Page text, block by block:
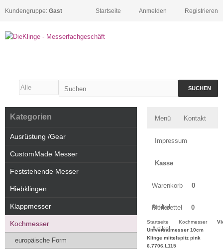
Kundengruppe: Gast Registrieren
Anmelden
Startseite
SUCHEN
Menü Kontakt
Impressum
Kasse
Warenkorb 0
Artikel
Merkzettel 0
Artikel
Startseite Kochmesser
Universalmesser 10cm
Klinge mittelspitz pink
6.7706.L115
Kategorien
Ausrüstung /Gear
CustomMade Messer
Feststehende Messer
Hiebklingen
Klappmesser
Kochmesser
europäische Form